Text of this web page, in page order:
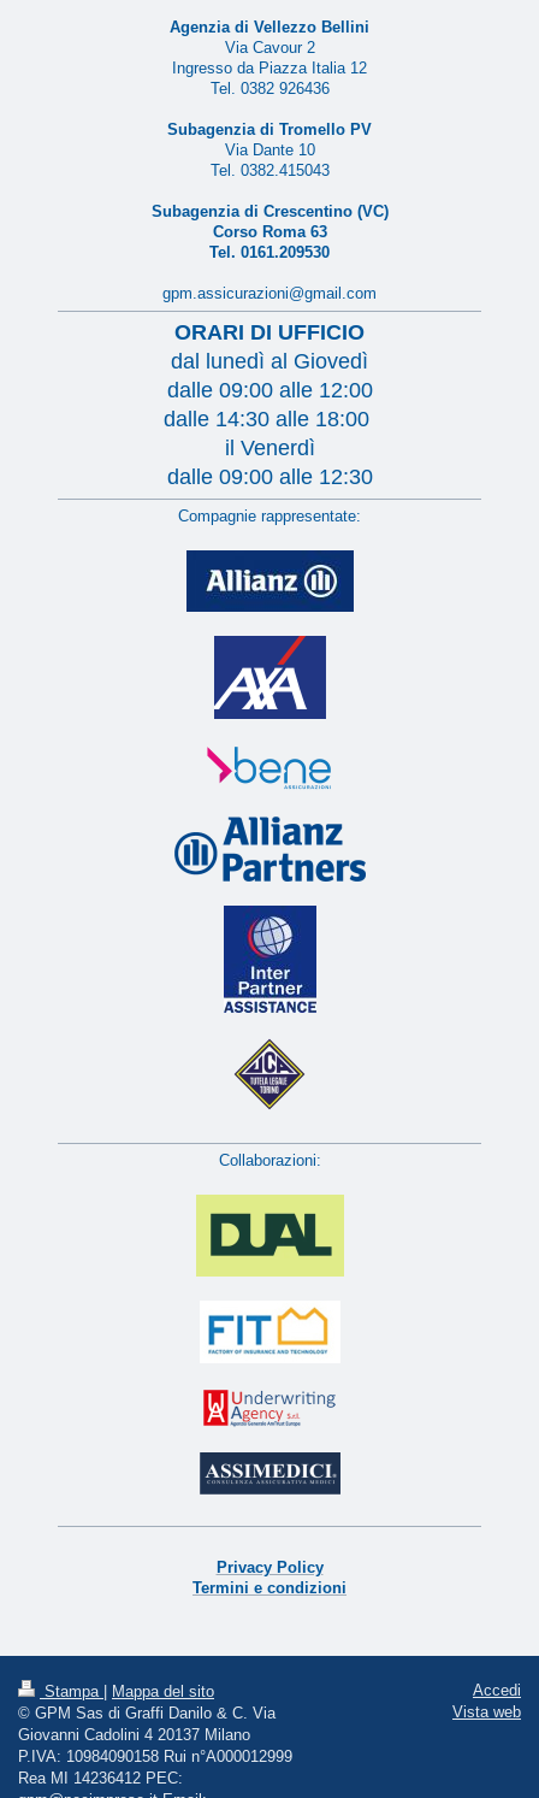
Agenzia di Vellezzo Bellini
Via Cavour 2
Ingresso da Piazza Italia 12
Tel. 0382 926436
Subagenzia di Tromello PV
Via Dante 10
Tel. 0382.415043
Subagenzia di Crescentino (VC)
Corso Roma 63
Tel. 0161.209530
gpm.assicurazioni@gmail.com
ORARI DI UFFICIO
dal lunedì al Giovedì
dalle 09:00 alle 12:00
dalle 14:30 alle 18:00
il Venerdì
dalle 09:00 alle 12:30
Compagnie rappresentate:
Collaborazioni:
Privacy Policy
Termini e condizioni
Stampa
Mappa del sito
© GPM Sas di Graffi Danilo & C. Via
Giovanni Cadolini 4 20137 Milano
P.IVA: 10984090158 Rui n°A000012999
Rea MI 14236412 PEC:
Accedi
Vista web